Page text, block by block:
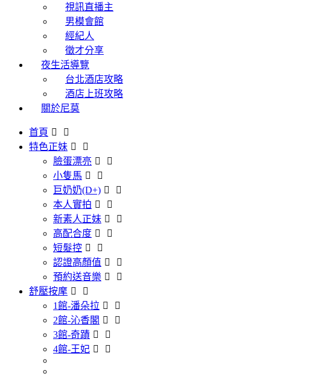
視訊直播主
男模會館
經紀人
徵才分享
夜生活導覽
台北酒店攻略
酒店上班攻略
關於尼莫
首頁
特色正妹
臉蛋漂亮
小隻馬
巨奶奶(D+)
本人實拍
新素人正妹
高配合度
短髮控
認證高顏值
預約送音樂
舒壓按摩
1館-潘朵拉
2館-沁香閣
3館-奇蹟
4館-王妃